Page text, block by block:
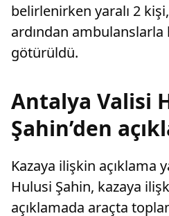
belirlenirken yaralı 2
ardından ambulanslarla
götürüldü.
Antalya Valisi
Şahin’den
Kazaya ilişkin açıklama
Hulusi Şahin, kazaya
açıklamada araçta